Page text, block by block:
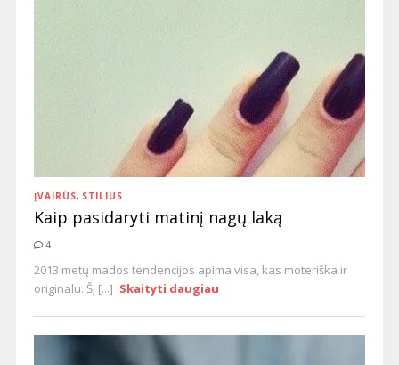
ĮVAIRŪS, STILIUS
Kaip pasidaryti matinį nagų laką
4
2013 metų mados tendencijos apima visa, kas moteriška ir
originalu. Šį [...] Skaityti daugiau